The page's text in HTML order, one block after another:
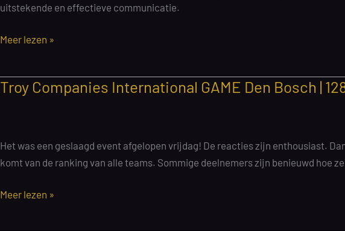
maart
uitstekende en effectieve communicatie.
Sunrise
Breda
personen
|
juni
Meer lezen »
Troy Companies International GAME Den Bosch |
Het was een geslaagd event afgelopen vrijdag! De reacties zijn enthousiast.
komt van de ranking van alle teams. Sommige deelnemers zijn benieuwd hoe
Troy
Meer lezen »